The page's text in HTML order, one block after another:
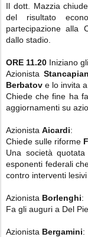
Il dott. Mazzia
del risultato
partecipazione alla
dallo stadio.
ORE 11.20 Iniziano
Azionista
Berbatov e lo invita
Chiede che fine ha
aggiornamenti su
Azionista Aicardi:
Chiede sulle riforme
Una società
esponenti federali
contro interventi
Azionista Borlenghi:
Fa gli auguri a Del
Azionista Bergamini: